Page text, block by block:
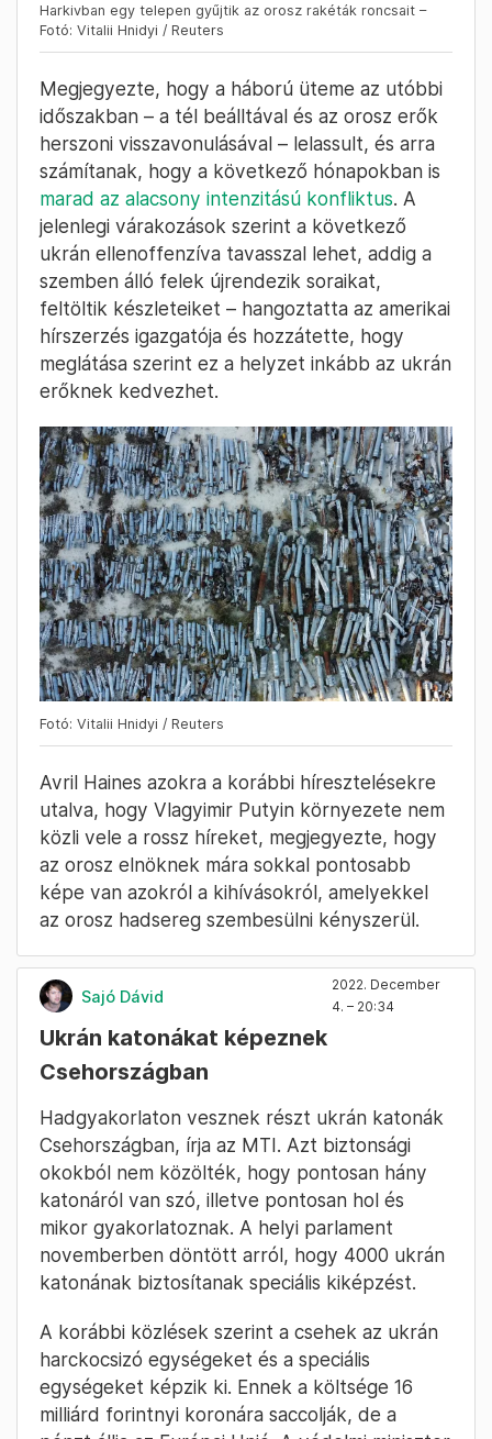
Harkivban egy telepen gyűjtik az orosz rakéták roncsait –
Fotó: Vitalii Hnidyi / Reuters
Megjegyezte, hogy a háború üteme az utóbbi
időszakban – a tél beálltával és az orosz erők
herszoni visszavonulásával – lelassult, és arra
számítanak, hogy a következő hónapokban is
marad az alacsony intenzitású konfliktus. A
jelenlegi várakozások szerint a következő
ukrán ellenoffenzíva tavasszal lehet, addig a
szemben álló felek újrendezik soraikat,
feltöltik készleteiket – hangoztatta az amerikai
hírszerzés igazgatója és hozzátette, hogy
meglátása szerint ez a helyzet inkább az ukrán
erőknek kedvezhet.
Fotó: Vitalii Hnidyi / Reuters
Avril Haines azokra a korábbi híresztelésekre
utalva, hogy Vlagyimir Putyin környezete nem
közli vele a rossz híreket, megjegyezte, hogy
az orosz elnöknek mára sokkal pontosabb
képe van azokról a kihívásokról, amelyekkel
az orosz hadsereg szembesülni kényszerül.
Sajó Dávid
2022. December
4. – 20:34
Ukrán katonákat képeznek
Csehországban
Hadgyakorlaton vesznek részt ukrán katonák
Csehországban, írja az MTI. Azt biztonsági
okokból nem közölték, hogy pontosan hány
katonáról van szó, illetve pontosan hol és
mikor gyakorlatoznak. A helyi parlament
novemberben döntött arról, hogy 4000 ukrán
katonának biztosítanak speciális kiképzést.
A korábbi közlések szerint a csehek az ukrán
harckocsizó egységeket és a speciális
egységeket képzik ki. Ennek a költsége 16
milliárd forintnyi koronára saccolják, de a